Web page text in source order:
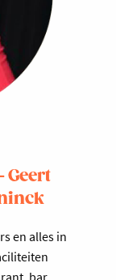
Geert
en alles in
bar,